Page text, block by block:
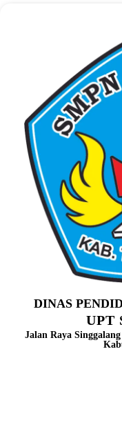
DINAS
UPT
Jalan Raya